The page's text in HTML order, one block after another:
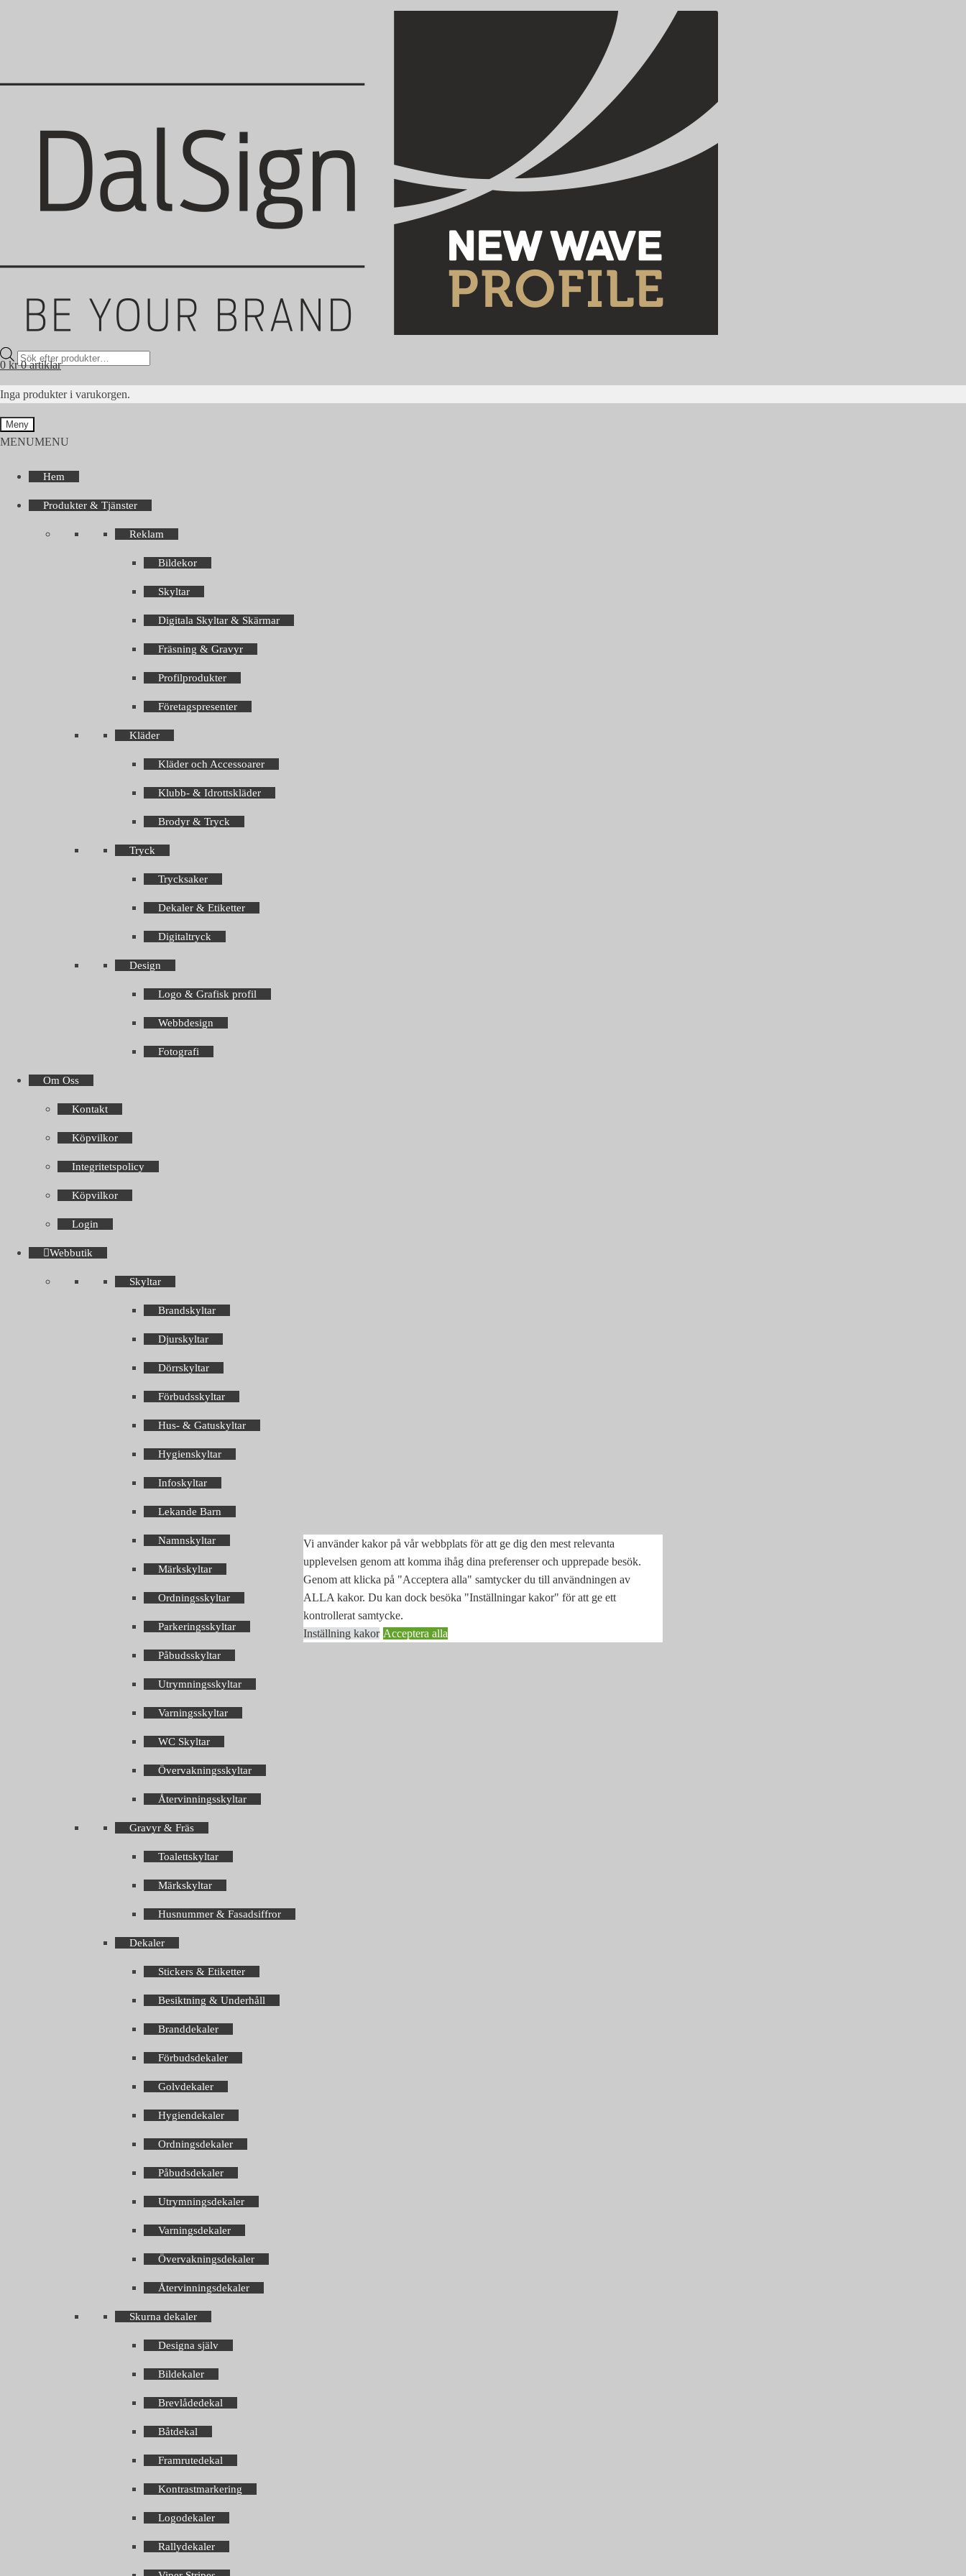
Products
search
0 kr 0 artiklar
Inga produkter i varukorgen.
Meny
MENUMENU
Hem
Produkter & Tjänster
Reklam
Bildekor
Skyltar
Digitala Skyltar & Skärmar
Fräsning & Gravyr
Profilprodukter
Företagspresenter
Kläder
Kläder och Accessoarer
Klubb- & Idrottskläder
Brodyr & Tryck
Tryck
Trycksaker
Dekaler & Etiketter
Digitaltryck
Design
Logo & Grafisk profil
Webbdesign
Fotografi
Om Oss
Kontakt
Köpvilkor
Integritetspolicy
Köpvilkor
Login
Webbutik
Skyltar
Brandskyltar
Djurskyltar
Dörrskyltar
Förbudsskyltar
Hus- & Gatuskyltar
Hygienskyltar
Infoskyltar
Lekande Barn
Namnskyltar
Märkskyltar
Ordningsskyltar
Parkeringsskyltar
Påbudsskyltar
Utrymningsskyltar
Varningsskyltar
WC Skyltar
Övervakningsskyltar
Återvinningsskyltar
Gravyr & Fräs
Toalettskyltar
Märkskyltar
Husnummer & Fasadsiffror
Dekaler
Stickers & Etiketter
Besiktning & Underhåll
Branddekaler
Förbudsdekaler
Golvdekaler
Hygiendekaler
Ordningsdekaler
Påbudsdekaler
Utrymningsdekaler
Varningsdekaler
Övervakningsdekaler
Återvinningsdekaler
Skurna dekaler
Designa själv
Bildekaler
Brevlådedekal
Båtdekal
Framrutedekal
Kontrastmarkering
Logodekaler
Rallydekaler
Vi använder kakor på vår webbplats för att ge dig den mest relevanta
upplevelsen genom att komma ihåg dina preferenser och upprepade besök.
Genom att klicka på "Acceptera alla" samtycker du till användningen av
ALLA kakor. Du kan dock besöka "Inställningar kakor" för att ge ett
kontrollerat samtycke.
Inställning kakor Acceptera alla